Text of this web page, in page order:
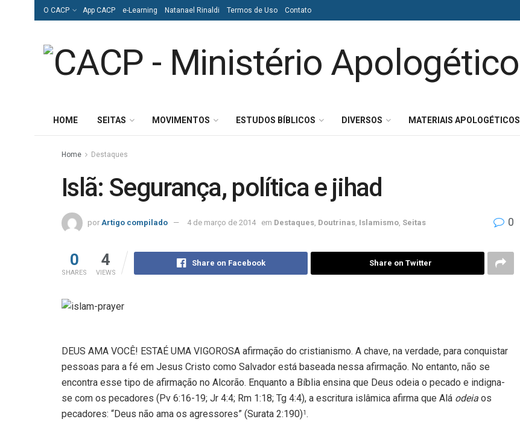
O CACP App CACP e-Learning Natanael Rinaldi Termos de Uso Contato
HOME SEITAS MOVIMENTOS ESTUDOS BÍBLICOS DIVERSOS MATERIAIS APOLOGÉTICOS
Home Destaques
Islã: Segurança, política e jihad
por Artigo compilado 4 de março de 2014 em Destaques Doutrinas Islamismo Seitas 0
0
SHARES
4
VIEWS
Share on Facebook Share on Twitter
DEUS AMA VOCÊ! ESTAÉ UMA VIGOROSA afirmação do cristianismo. A chave, na verdade, para conquistar
pessoas para a fé em Jesus Cristo como Salvador está baseada nessa afirmação. No entanto, não se
encontra esse tipo de afirmação no Alcorão. Enquanto a Bíblia ensina que Deus odeia o pecado e indigna-
se com os pecadores (Pv 6:16-19; Jr 4:4; Rm 1:18; Tg 4:4), a escritura islâmica afirma que Alá odeia os
pecadores: “Deus não ama os agressores” (Surata 2:190)1 .